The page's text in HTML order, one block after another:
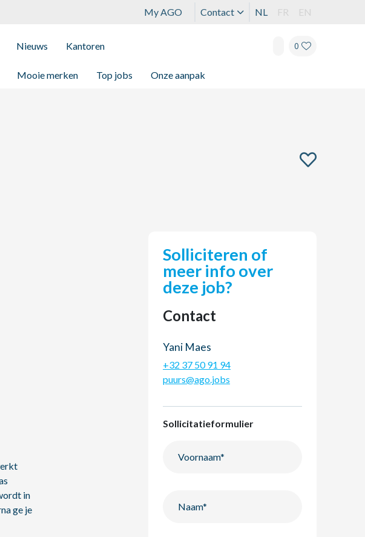
My AGO Contact NL FR EN
Mooie merken Top jobs Onze aanpak
Nieuws Kantoren 0
in
ge je
Solliciteren of
meer info over
deze job?
Contact
Yani Maes
+32 37 50 91 94
puurs@ago.jobs
Sollicitatieformulier